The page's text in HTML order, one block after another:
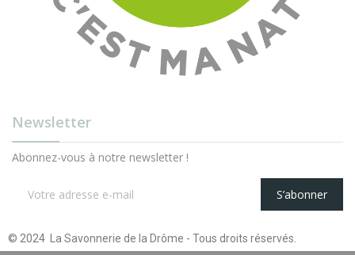
Newsletter
Abonnez-vous à notre newsletter !
S’abonner
© 2024 La Savonnerie de la Drôme - Tous droits réservés.